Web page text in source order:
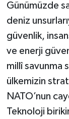
Günümüzde
deniz
güvenlik,
ve enerji
millî savunma
ülkemizin
NATO’nun
Teknoloji